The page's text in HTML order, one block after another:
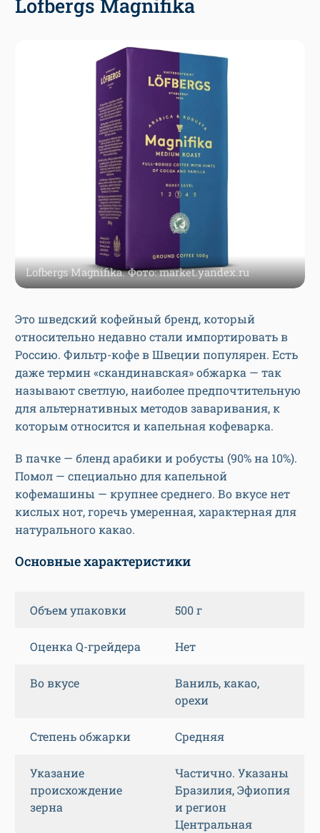
Lofbergs Magnifika
Lofbergs Magnifika. Фото: market.yandex.ru
Это шведский кофейный бренд, который
относительно недавно стали импортировать в
Россию. Фильтр-кофе в Швеции популярен. Есть
даже термин «скандинавская» обжарка — так
называют светлую, наиболее предпочтительную
для альтернативных методов заваривания, к
которым относится и капельная кофеварка.
В пачке — бленд арабики и робусты (90% на 10%).
Помол — специально для капельной
кофемашины — крупнее среднего. Во вкусе нет
кислых нот, горечь умеренная, характерная для
натурального какао.
Основные характеристики
Объем упаковки 500 г
Оценка Q-грейдера Нет
Во вкусе
Ваниль, какао,
орехи
Степень обжарки Средняя
Указание
происхождение
зерна
Частично. Указаны
Бразилия, Эфиопия
и регион
Центральная